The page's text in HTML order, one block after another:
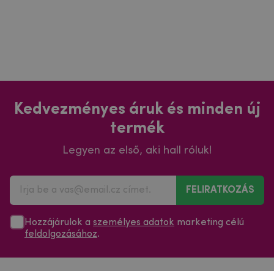
Kedvezményes áruk és minden új
termék
Legyen az első, aki hall róluk!
FELIRATKOZÁS
Hozzájárulok a személyes adatok marketing célú
feldolgozásához.